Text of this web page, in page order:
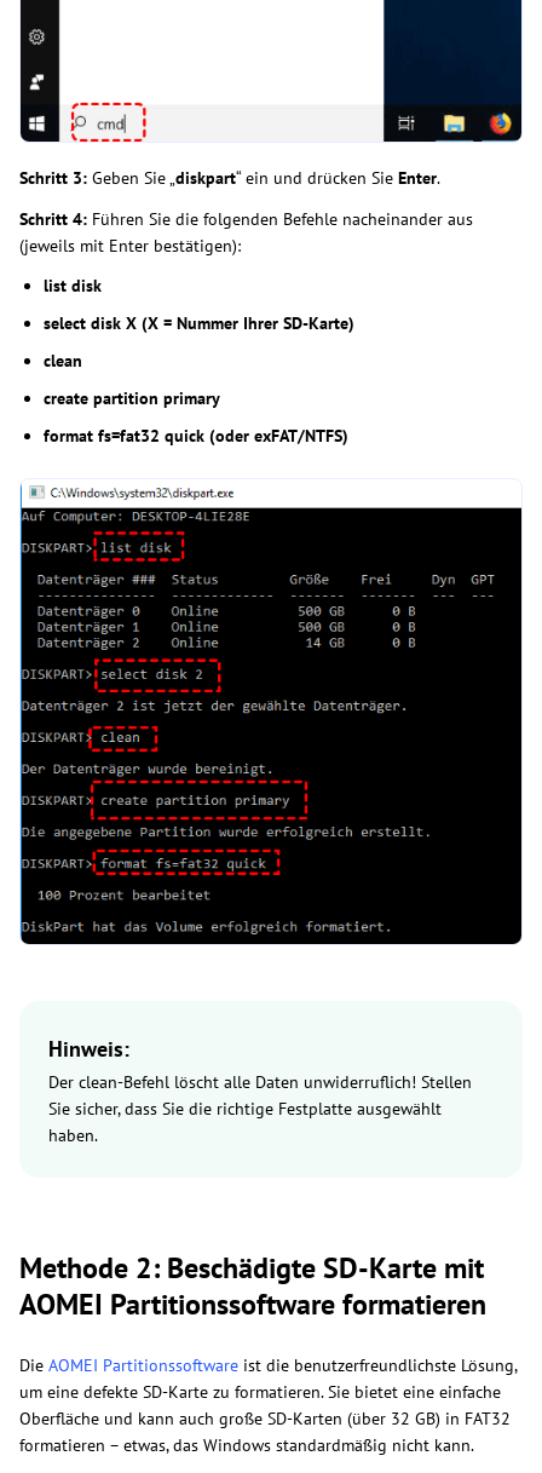
Schritt 3: Geben Sie „diskpart“ ein und drücken Sie Enter.
Schritt 4: Führen Sie die folgenden Befehle nacheinander aus
(jeweils mit Enter bestätigen):
list disk
select disk X (X = Nummer Ihrer SD-Karte)
clean
create partition primary
format fs=fat32 quick (oder exFAT/NTFS)
Hinweis:
Der clean-Befehl löscht alle Daten unwiderruflich! Stellen
Sie sicher, dass Sie die richtige Festplatte ausgewählt
haben.
Methode 2: Beschädigte SD-Karte mit
AOMEI Partitionssoftware formatieren
Die AOMEI Partitionssoftware ist die benutzerfreundlichste Lösung,
um eine defekte SD-Karte zu formatieren. Sie bietet eine einfache
Oberfläche und kann auch große SD-Karten (über 32 GB) in FAT32
formatieren – etwas, das Windows standardmäßig nicht kann.